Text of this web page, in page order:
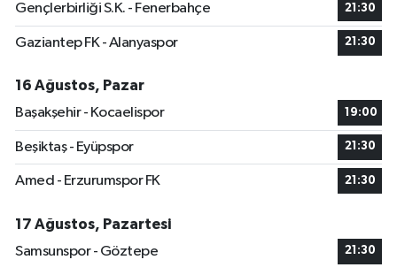
Gençlerbirliği S.K. - Fenerbahçe 21:30
Gaziantep FK - Alanyaspor 21:30
16 Ağustos, Pazar
Başakşehir - Kocaelispor
19:00
Beşiktaş - Eyüpspor 21:30
Amed - Erzurumspor FK 21:30
17 Ağustos, Pazartesi
Samsunspor - Göztepe
21:30